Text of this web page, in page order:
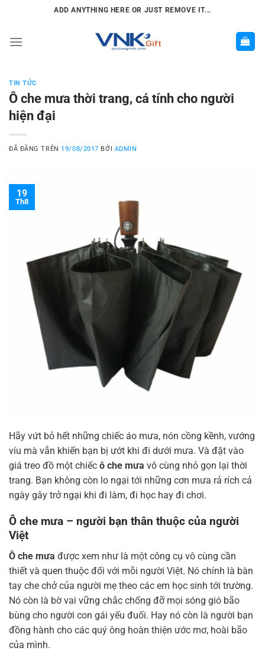
nội
ADD ANYTHING HERE OR JUST REMOVE IT...
TIN TỨC
Ô che mưa thời trang, cá tính cho người
hiện đại
ĐÃ ĐĂNG TRÊN 19/08/2017 BỞI ADMIN
19
Th8
Hãy vứt bỏ hết những chiếc áo mưa, nón cồng kềnh, vướng
víu mà vẫn khiến bạn bị ướt khi đi dưới mưa. Và đặt vào
giá treo đồ một chiếc ô che mưa vô cùng nhỏ gọn lại thời
trang. Bạn không còn lo ngại tới những cơn mưa rả rích cả
ngày gây trở ngại khi đi làm, đi học hay đi chơi.
Ô che mưa – người bạn thân thuộc của người
Việt
Ô che mưa được xem như là một công cụ vô cùng cần
thiết và quen thuộc đối với mỗi người Việt. Nó chính là bàn
tay che chở của người mẹ theo các em học sinh tới trường.
Nó còn là bờ vai vững chắc chống đỡ mọi sóng gió bão
bùng cho người con gái yếu đuối. Hay nó còn là người bạn
đồng hành cho các quý ông hoàn thiện ước mơ, hoài bão
của mình.